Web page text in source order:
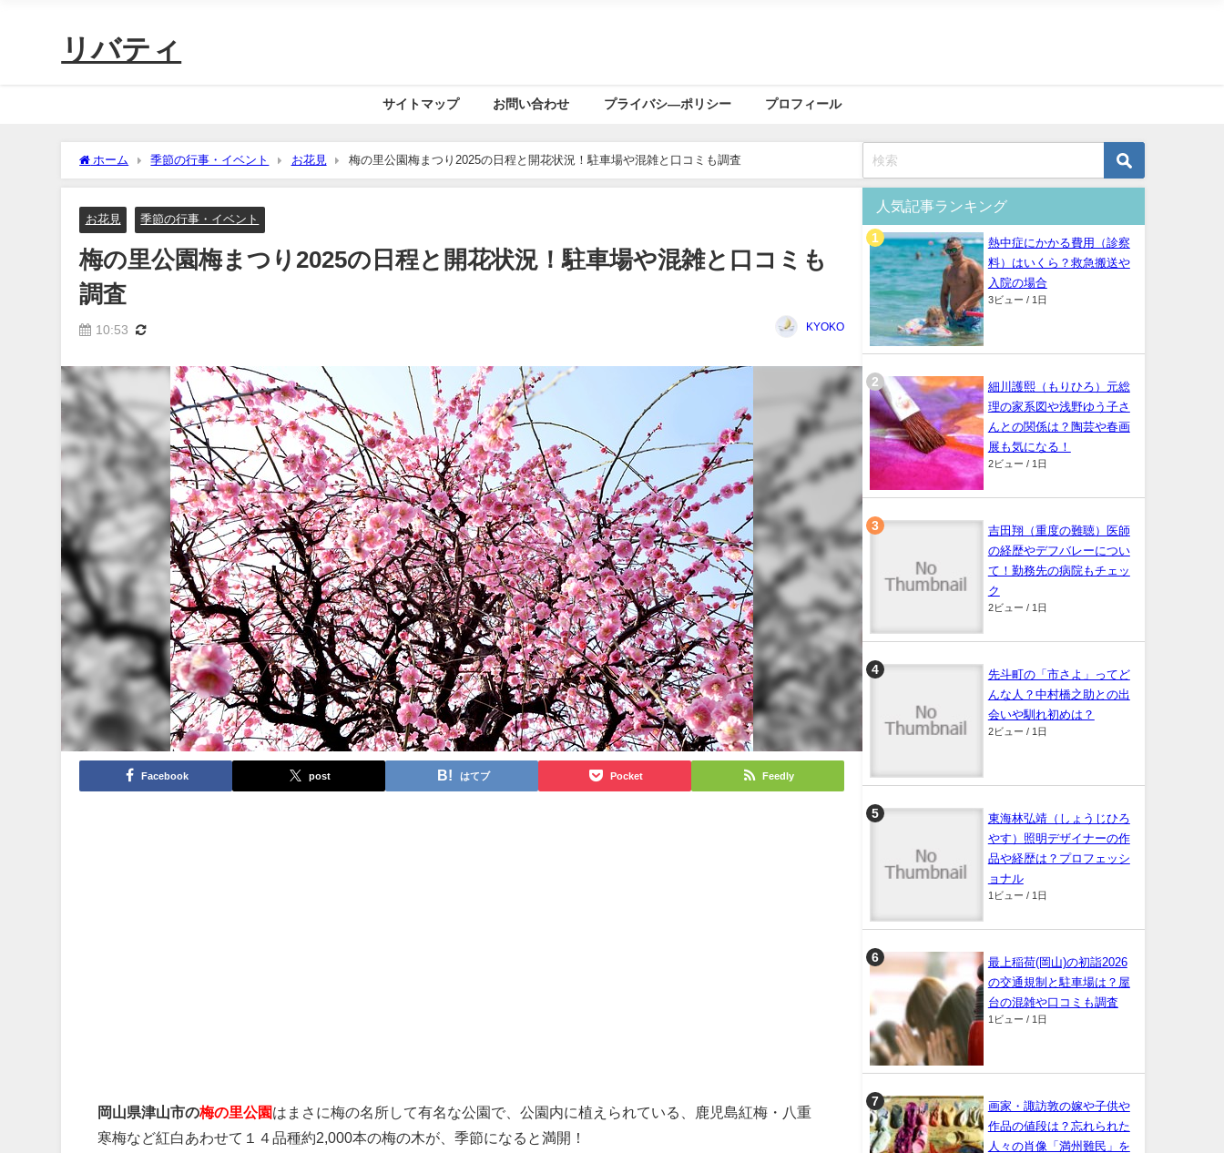
リバティ
サイトマップ お問い合わせ プライバシ―ポリシー プロフィール
ホーム 季節の行事・イベント お花見 梅の里公園梅まつり2025の日程と開花状況！駐車場や混雑と口コミも調査
お花見 季節の行事・イベント
梅の里公園梅まつり2025の日程と開花状況！駐車場や混雑と口コミも
調査
10:53 KYOKO
Facebook post はてブ Pocket Feedly
岡山県津山市の梅の里公園はまさに梅の名所して有名な公園で、公園内に植えられている、鹿児島紅梅・八重
寒梅など紅白あわせて１４品種約2,000本の梅の木が、季節になると満開！
人気記事ランキング
熱中症にかかる費用（診察
料）はいくら？救急搬送や
入院の場合
3ビュー / 1日
細川護熙（もりひろ）元総
理の家系図や浅野ゆう子さ
んとの関係は？陶芸や春画
展も気になる！
2ビュー / 1日
吉田翔（重度の難聴）医師
の経歴やデフバレーについ
て！勤務先の病院もチェッ
ク
2ビュー / 1日
先斗町の「市さよ」ってど
んな人？中村橋之助との出
会いや馴れ初めは？
2ビュー / 1日
東海林弘靖（しょうじひろ
やす）照明デザイナーの作
品や経歴は？プロフェッシ
ョナル
1ビュー / 1日
最上稲荷(岡山)の初詣2026
の交通規制と駐車場は？屋
台の混雑や口コミも調査
1ビュー / 1日
画家・諏訪敦の嫁や子供や
作品の値段は？忘れられた
人々の肖像「満州難民」を